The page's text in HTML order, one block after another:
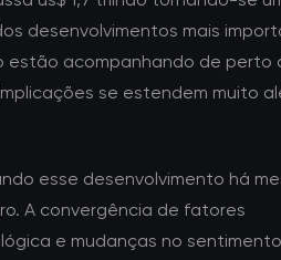
desenvolvimentos mais
estão acompanhando de perto
se estendem muito
esse desenvolvimento há
A convergência de fatores
e mudanças no